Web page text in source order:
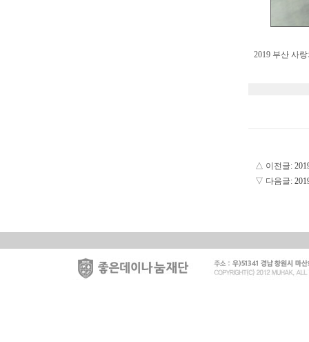
2019 부산 사
△ 이전글:
▽ 다음글: